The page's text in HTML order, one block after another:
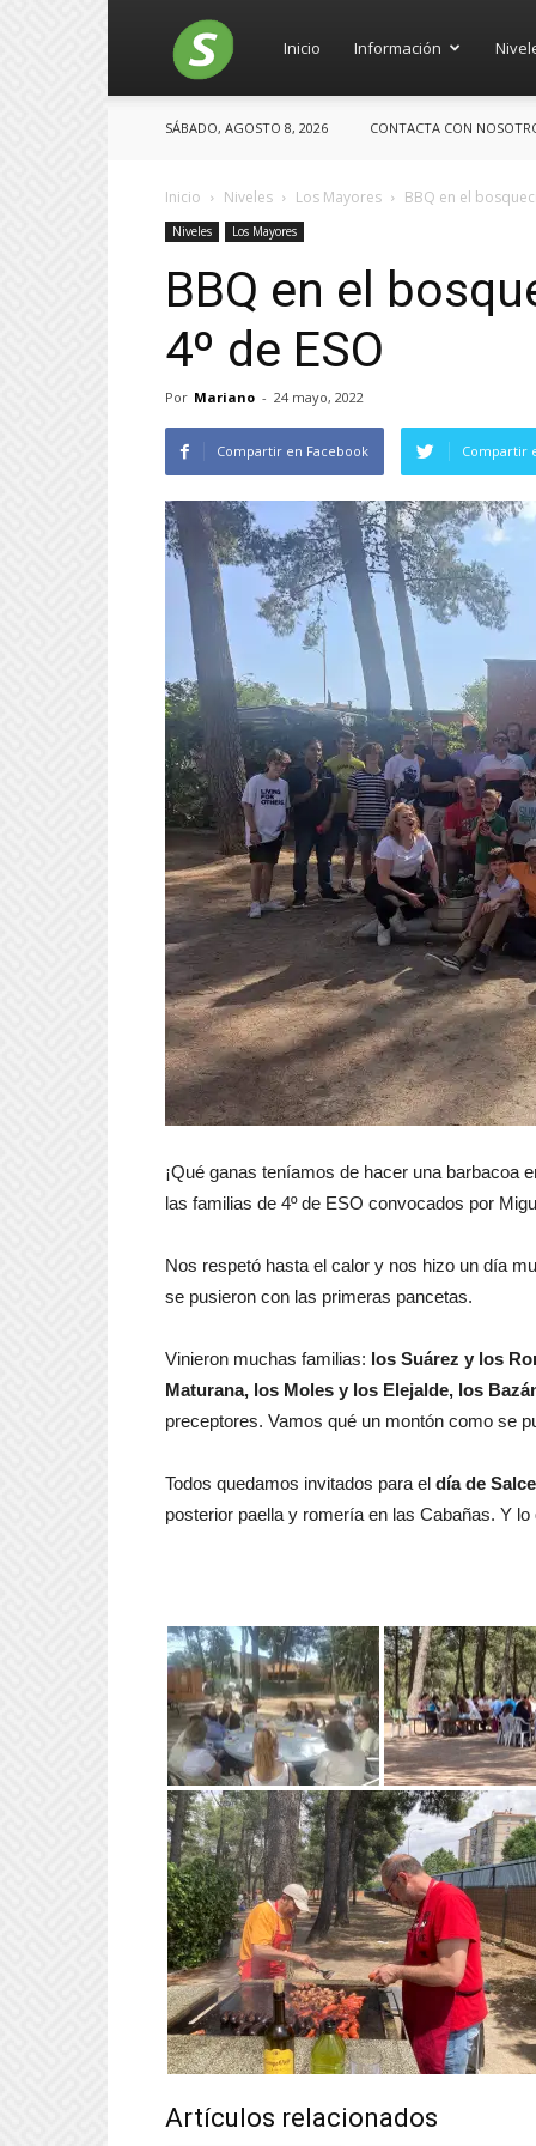
Salces
Inicio Información
SÁBADO, AGOSTO 8, 2026 CONTACTA CON
Inicio Niveles Los Mayores BBQ en el
Niveles Los Mayores
BBQ en el
4º de ESO
Por Mariano - 24 mayo, 2022
Compartir en Facebook Compartir
¡Qué ganas teníamos de hacer una barbacoa
las familias de 4º de ESO convocados por
Nos respetó hasta el calor y nos hizo un día
se pusieron con las primeras pancetas.
Vinieron muchas familias: los Suárez y los
Maturana, los Moles y los Elejalde, los
preceptores. Vamos qué un montón como se
Todos quedamos invitados para el día de
posterior paella y romería en las Cabañas. Y
Artículos relacionados